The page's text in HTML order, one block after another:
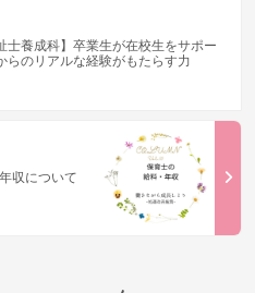
士養成科】卒業生が在校生をサポー
らのリアルな経験がもたらす力
収について